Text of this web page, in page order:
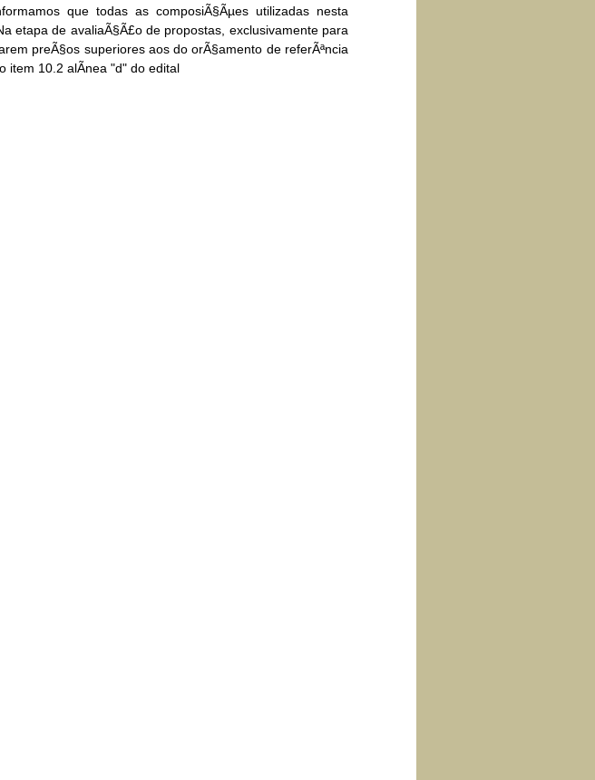
que todas as composiÃ§Ãµes utilizadas nesta
etapa de avaliaÃ§Ã£o de propostas, exclusivamente para
preÃ§os superiores aos do orÃ§amento de referÃªncia
item 10.2 alÃ­nea "d" do edital